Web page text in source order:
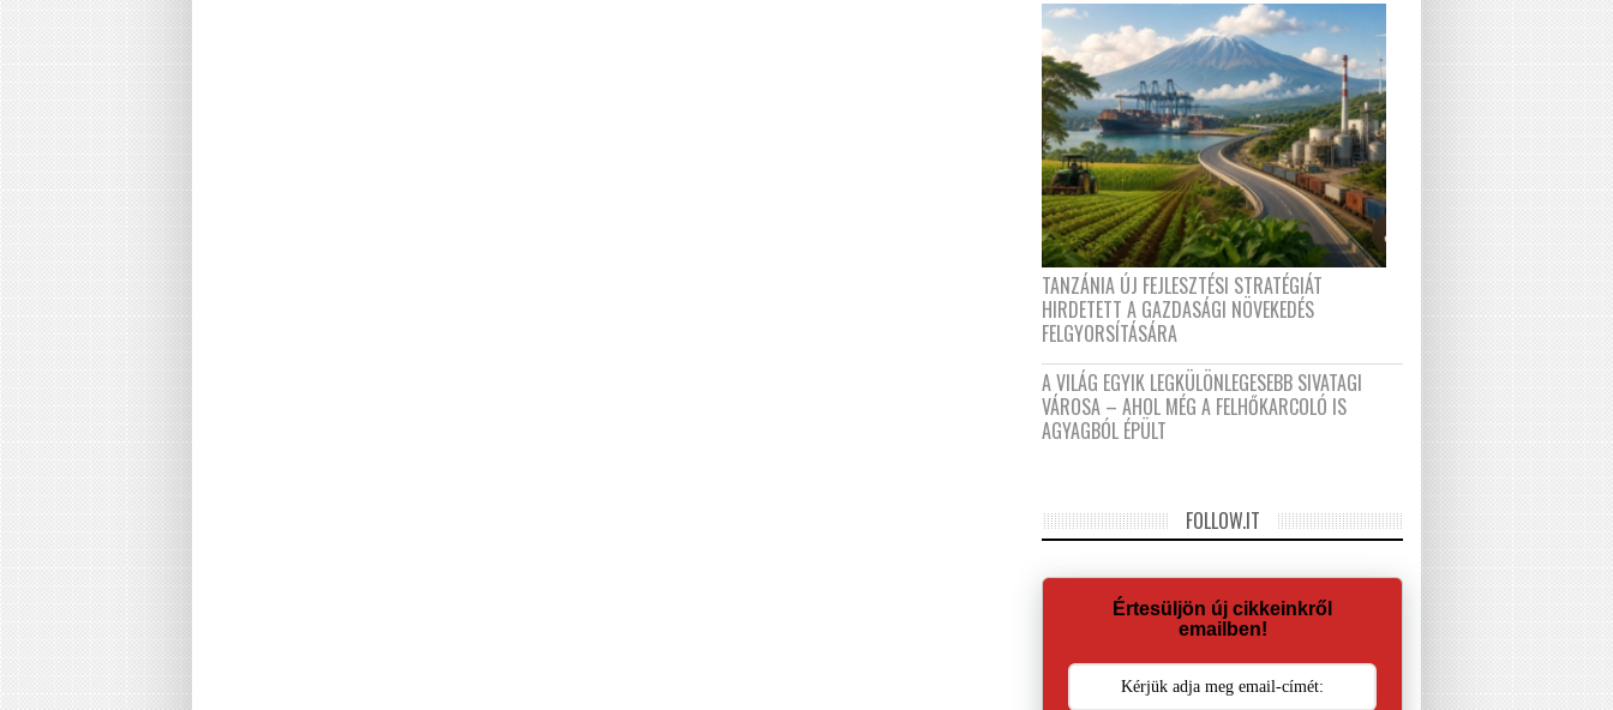
TANZÁNIA ÚJ FEJLESZTÉSI STRATÉGIÁT
HIRDETETT A GAZDASÁGI NÖVEKEDÉS
FELGYORSÍTÁSÁRA
A VILÁG EGYIK LEGKÜLÖNLEGESEBB SIVATAGI
VÁROSA – AHOL MÉG A FELHŐKARCOLÓ IS
AGYAGBÓL ÉPÜLT
FOLLOW.IT
Értesüljön új cikkeinkről
emailben!